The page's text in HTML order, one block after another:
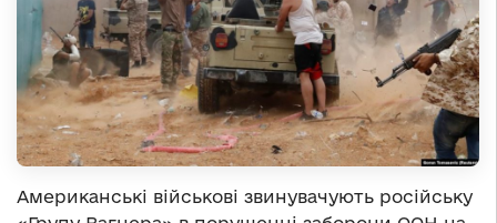
Американські військові звинувачують російську